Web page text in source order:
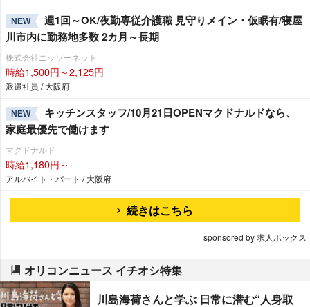
NEW
週1回～OK/夜勤専従介護職 見守りメイン・仮眠有/寝屋
川市内に勤務地多数 2カ月～長期
株式会社ニッソーネット
時給1,500円～2,125円
派遣社員 / 大阪府
NEW
キッチンスタッフ/10月21日OPENマクドナルドなら、
家庭最優先で働けます
マクドナルド
時給1,180円～
アルバイト・パート / 大阪府
続きはこちら
sponsored by 求人ボックス
オリコンニュース イチオシ特集
川島海荷さんと学ぶ 日常に潜む“人身取